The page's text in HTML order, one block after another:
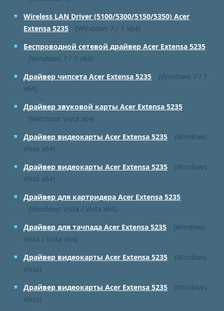
Wireless LAN Driver (5100/5300/5150/5350) Acer
Extensa 5235
(Windows 7 / 7 x64)
Беспроводной сетевой драйвер Acer Extensa 5235
(Windows 7 / 7 x64)
Драйвер чипсета Acer Extensa 5235
(Windows 7 / 7
x64)
Драйвер звуковой карты Acer Extensa 5235
(Windows Vista x64)
Драйвер видеокарты Acer Extensa 5235
(Windows
Vista x64)
Драйвер видеокарты Acer Extensa 5235
(Windows
Vista x64)
Драйвер для картридера Acer Extensa 5235
(Windows Vista / Vista x64)
Драйвер для тачпада Acer Extensa 5235
(Windows
Vista / Vista x64)
Драйвер видеокарты Acer Extensa 5235
(Windows
Vista)
Драйвер видеокарты Acer Extensa 5235
(Windows
Vista)